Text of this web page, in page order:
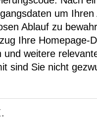
um
Ablauf zu
Ihre Homepage-
und weitere
sind Sie nicht